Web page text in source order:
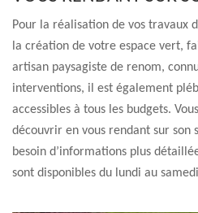
Pour la réalisation de vos travaux
la création de votre espace vert,
artisan paysagiste de renom,
interventions, il est également
accessibles à tous les budgets.
découvrir en vous rendant sur son
besoin d’informations plus
sont disponibles du lundi au